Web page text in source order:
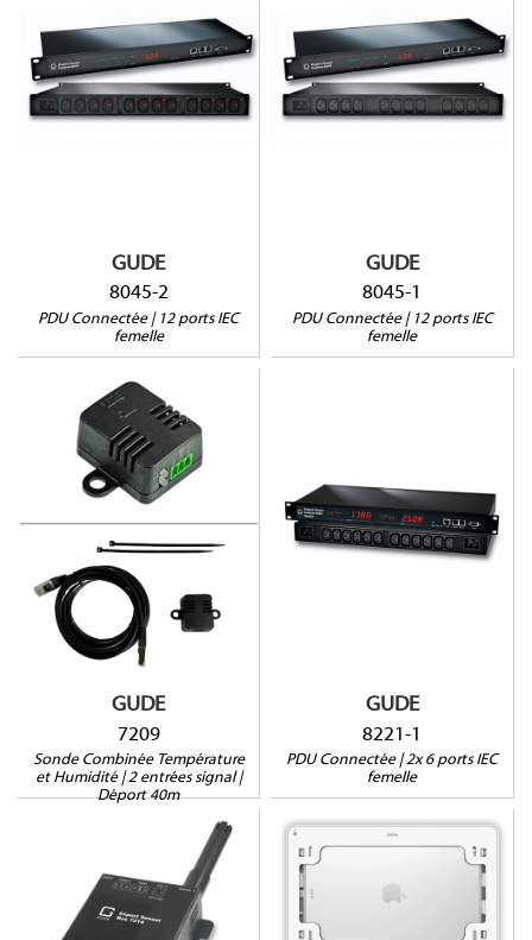
GUDE
8045-2
PDU Connectée | 12 ports IEC
femelle
Prises sécurisées
GUDE
8045-1
PDU Connectée | 12 ports IEC
femelle
8045-1
Monitoring par sortie
GUDE
7209
Sonde Combinée Température
et Humidité | 2 entrées signal |
Déport 40m
7209
2 entrées signal
Monitoring Température
et Humidité
Déport 40m
GUDE
8221-1
PDU Connectée | 2x 6 ports IEC
femelle
8221-1
7213-11